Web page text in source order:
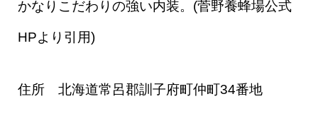
かなりこだわりの強い内装。(菅野養蜂場公式
HPより引用)
住所 北海道常呂郡訓子府町仲町34番地